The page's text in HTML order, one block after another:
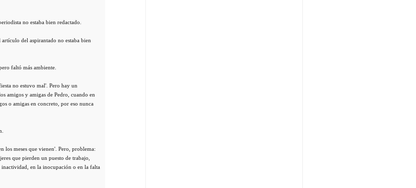
no estaba bien redactado.
del aspirantado no estaba bien
faltó más ambiente.
no estuvo mal'. Pero hay un
amigos y amigas de Pedro, cuando en
o amigas en concreto, por eso nunca
los meses que vienen'. Pero, problema:
que pierden un puesto de trabajo,
inactividad, en la inocupación o en la falta